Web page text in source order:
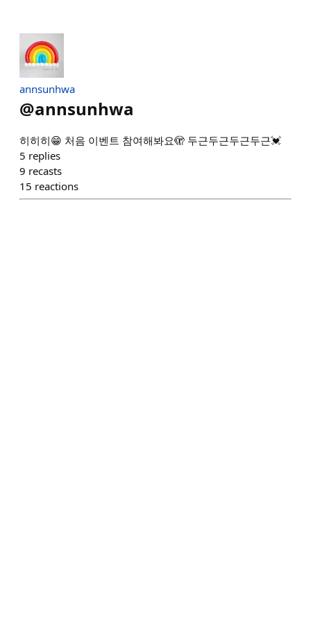
annsunhwa
@annsunhwa
히히히😁 처음 이벤트 참여해봐요🫣 두근두근두근두근💓
5 replies
9 recasts
15 reactions